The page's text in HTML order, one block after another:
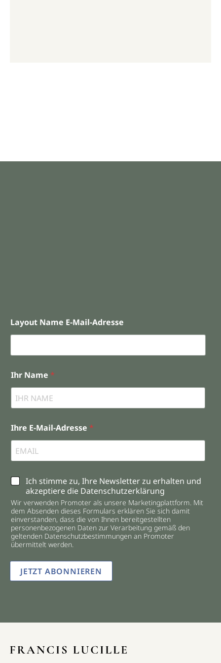
Layout Name E-Mail-Adresse
Ihr Name *
Ihre E-Mail-Adresse *
C
e
c
k
b
o
x
s
Ich stimme zu, Ihre Newsletter zu erhalten und
akzeptiere die Datenschutzerklärung
Wir verwenden Promoter als unsere Marketingplattform. Mit
dem Absenden dieses Formulars erklären Sie sich damit
einverstanden, dass die von Ihnen bereitgestellten
personenbezogenen Daten zur Verarbeitung gemäß den
geltenden Datenschutzbestimmungen an Promoter
übermittelt werden.
JETZT ABONNIEREN